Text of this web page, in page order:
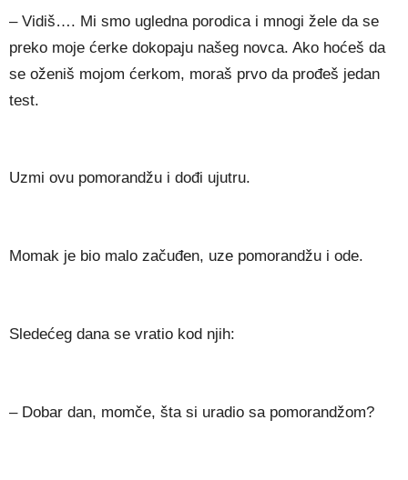
– Vidiš…. Mi smo ugledna porodica i mnogi žele da se
preko moje ćerke dokopaju našeg novca. Ako hoćeš da
se oženiš mojom ćerkom, moraš prvo da prođeš jedan
test.
Uzmi ovu pomorandžu i dođi ujutru.
Momak je bio malo začuđen, uze pomorandžu i ode.
Sledećeg dana se vratio kod njih:
– Dobar dan, momče, šta si uradio sa pomorandžom?